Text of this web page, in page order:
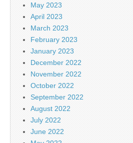
May 2023
April 2023
March 2023
February 2023
January 2023
December 2022
November 2022
October 2022
September 2022
August 2022
July 2022
June 2022